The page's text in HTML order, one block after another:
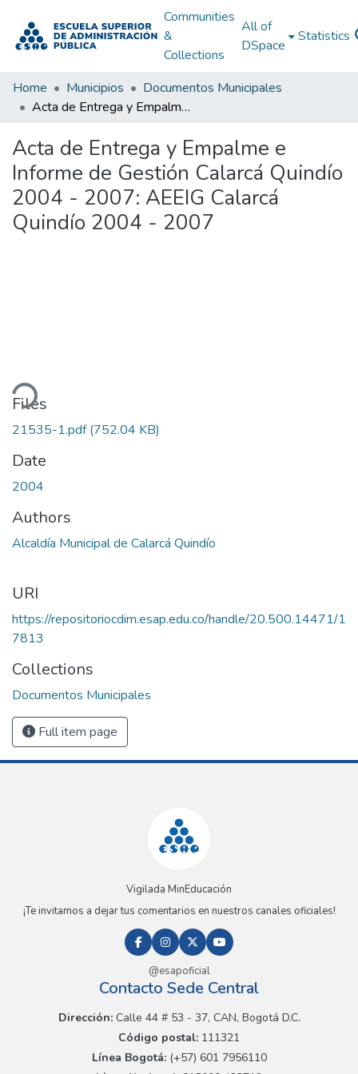
Communities
&
Collections
All of
DSpace
Statistics
Home Municipios
Documentos Municipales
Acta de Entrega y Empalme e Informe de Gestión Calarcá Quindío 2004 - 2007: AEEIG Calarcá Quindío 2004 - 2007
Acta de Entrega y Empalme e
Informe de Gestión Calarcá Quindío
2004 - 2007: AEEIG Calarcá
Quindío 2004 - 2007
Files
21535-1.pdf(752.04 KB)
Date
2004
Authors
Alcaldía Municipal de Calarcá Quindío
URI
https://repositoriocdim.esap.edu.co/handle/20.500.14471/1
7813
Collections
Documentos Municipales
Full item page
Vigilada MinEducación
¡Te invitamos a dejar tus comentarios en nuestros canales oficiales!
@esapoficial
Contacto Sede Central
Dirección:Calle 44 # 53 - 37, CAN, Bogotá D.C.
Código postal: 111321
Línea Bogotá:(+57) 601 7956110